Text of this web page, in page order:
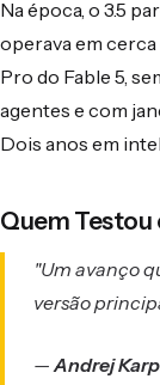
Na época, o 3.5
operava em
Pro do Fable 5,
agentes e com
Dois anos em
Quem Testou
"Um avanço
versão
—Andrej